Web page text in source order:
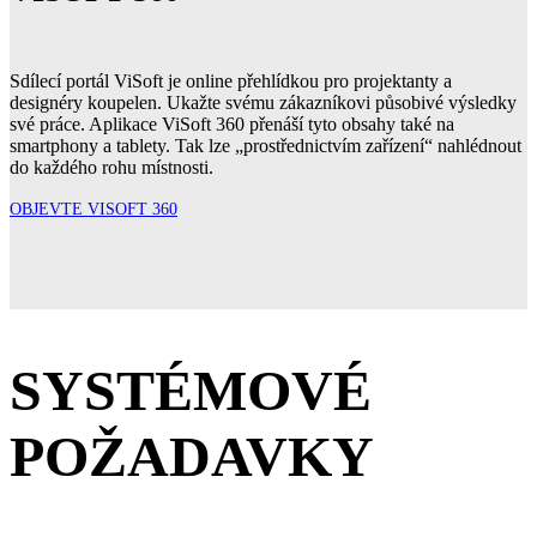
Sdílecí portál ViSoft je online přehlídkou pro projektanty a
designéry koupelen. Ukažte svému zákazníkovi působivé výsledky
své práce. Aplikace ViSoft 360 přenáší tyto obsahy také na
smartphony a tablety. Tak lze „prostřednictvím zařízení“ nahlédnout
do každého rohu místnosti.
OBJEVTE VISOFT 360
SYSTÉMOVÉ
POŽADAVKY